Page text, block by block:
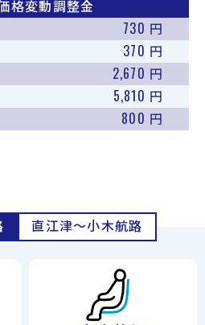
格変動調整金
730 円
370 円
2,670 円
5,810 円
800 円
直江津〜小木航路